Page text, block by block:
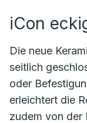
iCon
Die neue
seitlich
oder
erleichtert die
zudem von der